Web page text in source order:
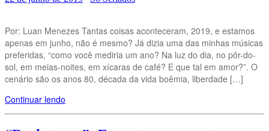
Por: Luan Menezes Tantas coisas aconteceram, 2019, e estamos
apenas em junho, não é mesmo? Já dizia uma das minhas músicas
preferidas, “como você mediria um ano? Na luz do dia, no pôr-do-
sol, em meias-noites, em xícaras de café? E que tal em amor?”. O
cenário são os anos 80, década da vida boêmia, liberdade […]
Continuar lendo